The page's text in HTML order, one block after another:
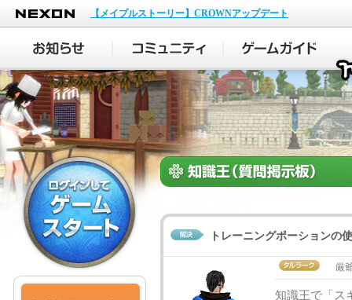
NEXON
【メイプルストーリー】CROWNアップデート
トレーニングポーションの
厳
知識王で「ス